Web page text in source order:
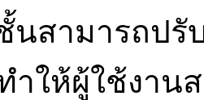
นสามารถปรั
ำให้ผู้ใช้งา